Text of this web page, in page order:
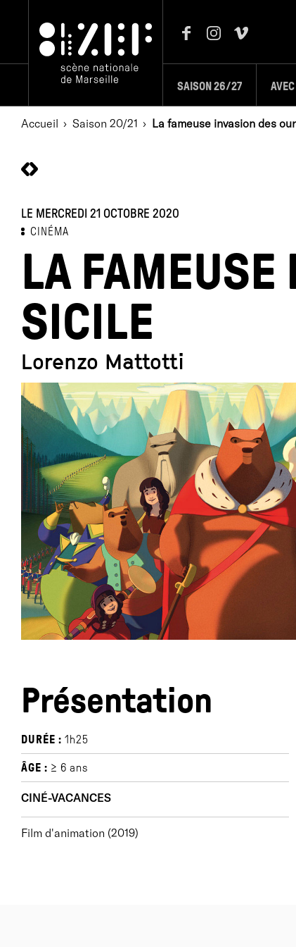
SAISON 26/27
Accueil Saison 20/21 La fameuse invasion des
LE MERCREDI 21 OCTOBRE 2020
CINÉMA
LA FAMEUSE
SICILE
Lorenzo Mattotti
Présentation
DURÉE : 1h25
ÂGE : ≥ 6 ans
CINÉ-VACANCES
Film d'animation (2019)